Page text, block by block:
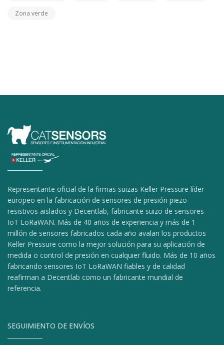
Zona verde
Representante oficial de la firmas suizas Keller Pressure líder
europeo en la fabricación de sensores de presión piezo-
resistivos aislados y Decentlab, fabricante suizo de sensores
IoT LoRaWAN. Más de 40 años de experiencia y más de 1
millón de sensores fabricados cada año avalan los productos
Keller Pressure como la mejor solución para su aplicación de
medida o control de presión en cualquier fluido. Más de 10 años
fabricando sensores IoT LoRaWAN fiables y de calidad
reafirman a Decentlab como un fabricante mundial de
referencia.
SEGUIMIENTO DE ENVÍOS